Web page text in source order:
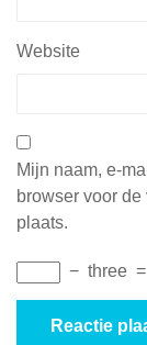
Website
Mijn naam, e-
browser voor
plaats.
− three =